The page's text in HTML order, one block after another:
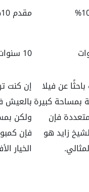
مقدم 10%
10 سنوات
عن فيلا
بمساحة كبيرة
فإن
زايد هو
إن كنت
بالعيش
ولكن
فإن
الخيار